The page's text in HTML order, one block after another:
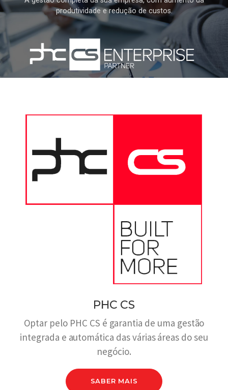
produtividade e redução de custos.
PHC CS
Optar pelo PHC CS é garantia de uma gestão
integrada e automática das várias áreas do seu
negócio.
SABER MAIS